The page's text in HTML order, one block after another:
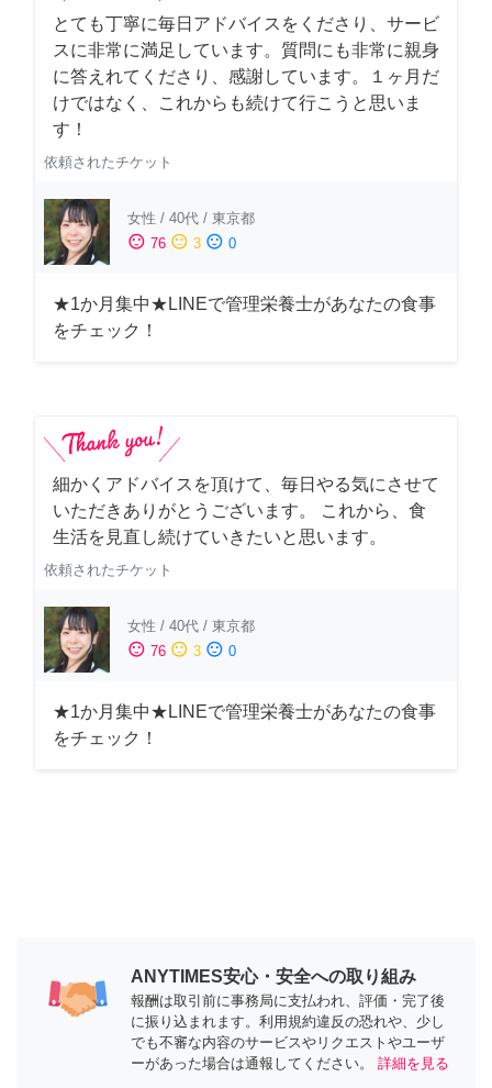
とても丁寧に毎日アドバイスをくださり、サービ
スに非常に満足しています。質問にも非常に親身
に答えれてくださり、感謝しています。１ヶ月だ
けではなく、これからも続けて行こうと思いま
す！
依頼されたチケット
女性 / 40代 / 東京都
sentiment_satisfied 76 sentiment_neutral 3 sentiment_dissatisfied 0
★1か月集中★LINEで管理栄養士があなたの食事
をチェック！
細かくアドバイスを頂けて、毎日やる気にさせて
いただきありがとうございます。 これから、食
生活を見直し続けていきたいと思います。
依頼されたチケット
女性 / 40代 / 東京都
sentiment_satisfied 76 sentiment_neutral 3 sentiment_dissatisfied 0
★1か月集中★LINEで管理栄養士があなたの食事
をチェック！
ANYTIMES安心・安全への取り組み
報酬は取引前に事務局に支払われ、評価・完了後
に振り込まれます。利用規約違反の恐れや、少し
でも不審な内容のサービスやリクエストやユーザ
ーがあった場合は通報してください。
詳細を見る